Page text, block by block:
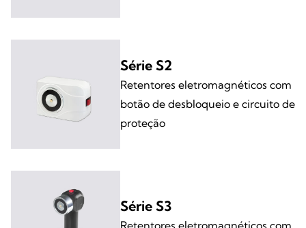
Série S2
Retentores eletromagnéticos com
botão de desbloqueio e circuito de
proteção
Série S3
Retentores eletromagnéticos com